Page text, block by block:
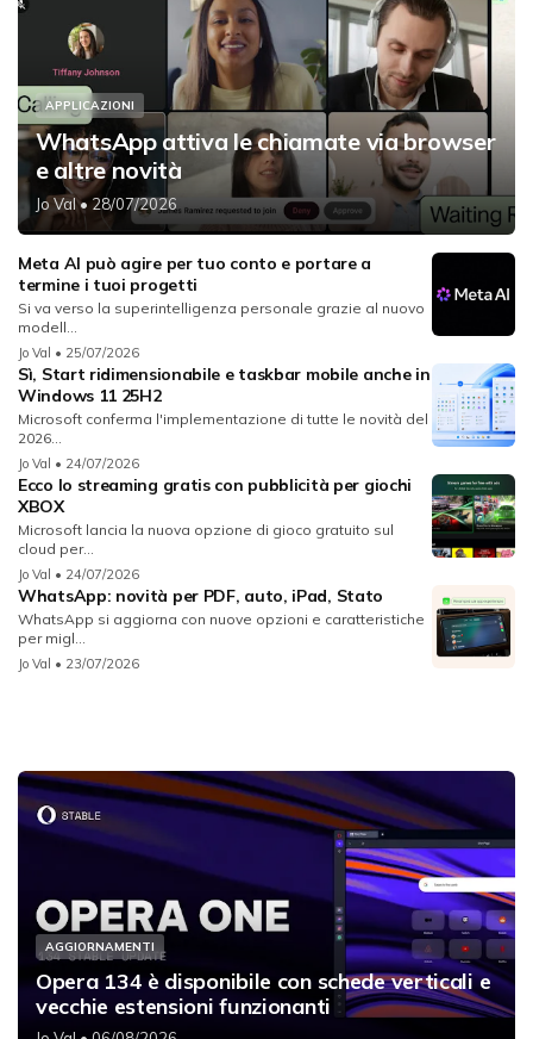
APPLICAZIONI
WhatsApp attiva le chiamate via browser
e altre novità
Jo Val• 28/07/2026
Meta AI può agire per tuo conto e portare a
termine i tuoi progetti
Si va verso la superintelligenza personale grazie al nuovo
modell...
Jo Val • 25/07/2026
Sì, Start ridimensionabile e taskbar mobile anche in
Windows 11 25H2
Microsoft conferma l'implementazione di tutte le novità del
2026...
Jo Val • 24/07/2026
Ecco lo streaming gratis con pubblicità per giochi
XBOX
Microsoft lancia la nuova opzione di gioco gratuito sul
cloud per...
Jo Val • 24/07/2026
WhatsApp: novità per PDF, auto, iPad, Stato
WhatsApp si aggiorna con nuove opzioni e caratteristiche
per migl...
Jo Val • 23/07/2026
AGGIORNAMENTI
Opera 134 è disponibile con schede verticali e
vecchie estensioni funzionanti